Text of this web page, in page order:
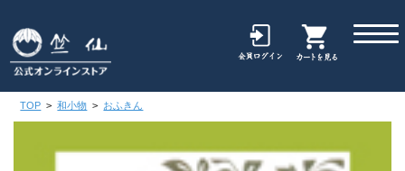
TOP > 和小物 > おふきん